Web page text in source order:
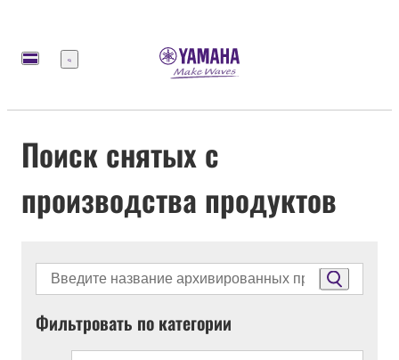
Меню
Поиск снятых с
производства продуктов
Фильтровать по категории